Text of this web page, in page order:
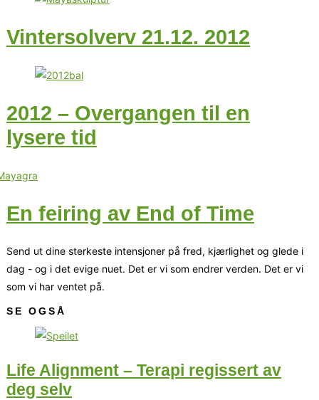
Vintersolverv 21.12. 2012
2012 – Overgangen til en
lysere tid
En feiring av End of Time
Send ut dine sterkeste intensjoner på fred, kjærlighet og glede i
dag - og i det evige nuet. Det er vi som endrer verden. Det er vi
som vi har ventet på.
SE OGSÅ
Life Alignment – Terapi regissert av
deg selv